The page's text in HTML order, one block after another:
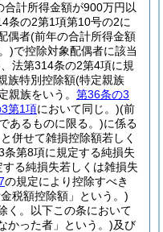
合計所得金額が900万円以
条の2第1項第10号の2に
偶者(前年の合計所得金額
)で控除対象配偶者に該当
、法第314条の2第4項に規
族特別控除額(特定親族
親族をいう。 第36条の3
第1項において同じ。)(前
あるものに限る。)に係る
併せて雑損控除額若しく
第8項に規定する純損失
る純損失若しくは雑損失
の規定により控除すべき
税額控除額」という。)
く。以下この条において
かった者」という。)及び